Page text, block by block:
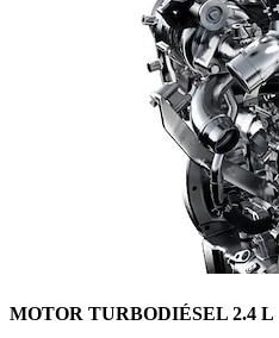
MOTOR TURBODIÉSEL 2.4 L